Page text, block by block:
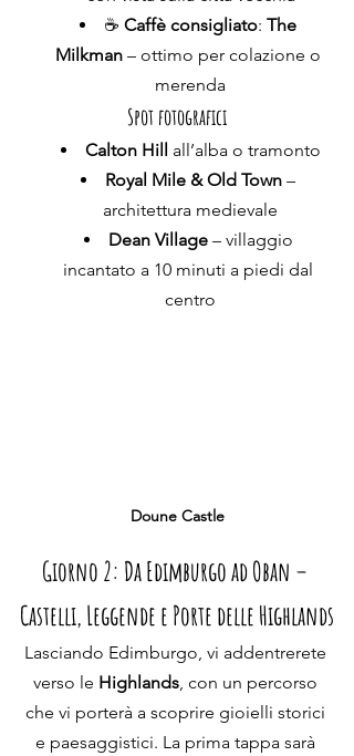
☕ Caffè consigliato: The
Milkman – ottimo per colazione o
merenda
Spot fotografici
Calton Hill all’alba o tramonto
Royal Mile & Old Town –
architettura medievale
Dean Village – villaggio
incantato a 10 minuti a piedi dal
centro
Doune Castle
Giorno 2: Da Edimburgo ad Oban –
Castelli, Leggende e Porte delle Highlands
Lasciando Edimburgo, vi addentrerete
verso le Highlands, con un percorso
che vi porterà a scoprire gioielli storici
e paesaggistici. La prima tappa sarà